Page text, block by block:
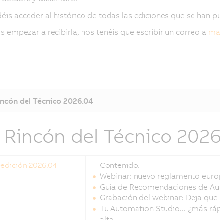
acceder al histórico de todas las ediciones que se han
empezar a recibirla, nos tenéis que escribir un correo a
del Técnico 2026.04
Rincón del Técnico
2026.04
Contenido:
Webinar: nuevo reglamento
Guía de Recomendaciones de
Grabación del webinar: Deja
Tu Automation Studio... ¿más